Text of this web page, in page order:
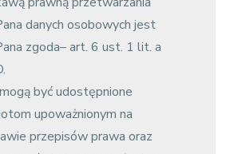
danych osobowych jest
zgoda– art. 6 ust. 1 lit. a
być udostępnione
upoważnionym na
przepisów prawa oraz